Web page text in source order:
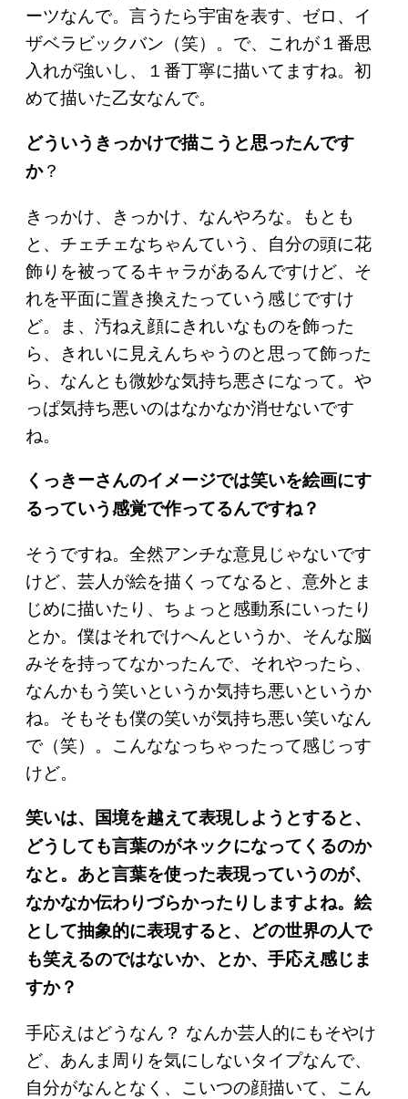
ーツなんで。言うたら宇宙を表す、ゼロ、イ
ザベラビックバン（笑）。で、これが１番思
入れが強いし、１番丁寧に描いてますね。初
めて描いた乙女なんで。
どういうきっかけで描こうと思ったんです
か？
きっかけ、きっかけ、なんやろな。もとも
と、チェチェなちゃんていう、自分の頭に花
飾りを被ってるキャラがあるんですけど、そ
れを平面に置き換えたっていう感じですけ
ど。ま、汚ねえ顔にきれいなものを飾った
ら、きれいに見えんちゃうのと思って飾った
ら、なんとも微妙な気持ち悪さになって。や
っぱ気持ち悪いのはなかなか消せないです
ね。
くっきーさんのイメージでは笑いを絵画にす
るっていう感覚で作ってるんですね？
そうですね。全然アンチな意見じゃないです
けど、芸人が絵を描くってなると、意外とま
じめに描いたり、ちょっと感動系にいったり
とか。僕はそれでけへんというか、そんな脳
みそを持ってなかったんで、それやったら、
なんかもう笑いというか気持ち悪いというか
ね。そもそも僕の笑いが気持ち悪い笑いなん
で（笑）。こんななっちゃったって感じっす
けど。
笑いは、国境を越えて表現しようとすると、
どうしても言葉のがネックになってくるのか
なと。あと言葉を使った表現っていうのが、
なかなか伝わりづらかったりしますよね。絵
として抽象的に表現すると、どの世界の人で
も笑えるのではないか、とか、手応え感じま
すか？
手応えはどうなん？ なんか芸人的にもそやけ
ど、あんま周りを気にしないタイプなんで、
自分がなんとなく、こいつの顔描いて、こん